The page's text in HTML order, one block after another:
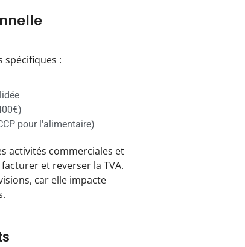
spécifiques :
pour l'alimentaire)
activités commerciales et
et reverser la TVA.
car elle impacte